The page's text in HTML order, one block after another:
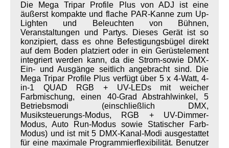
Die Mega Tripar Profile Plus von ADJ ist eine
äußerst kompakte und flache PAR-Kanne zum Up-
Lighten und Beleuchten von Bühnen,
Veranstaltungen und Partys. Dieses Gerät ist so
konzipiert, dass es ohne Befestigungsbügel direkt
auf dem Boden platziert oder in ein Gerüstelement
integriert werden kann, da die Strom-sowie DMX-
Ein- und Ausgänge seitlich angebracht sind. Die
Mega Tripar Profile Plus verfügt über 5 x 4-Watt, 4-
in-1 QUAD RGB + UV-LEDs mit weicher
Farbmischung, einen 40-Grad Abstrahlwinkel, 5
Betriebsmodi (einschließlich DMX,
Musiksteuerungs-Modus, RGB + UV-Dimmer-
Modus, Auto Run-Modus sowie Statischer Farb-
Modus) und ist mit 5 DMX-Kanal-Modi ausgestattet
für eine maximale Programmierflexibilität. Benutzer